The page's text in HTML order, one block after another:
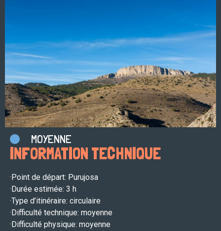
MOYENNE
INFORMATION TECHNIQUE
·Point de départ: Purujosa
·Durée estimée: 3 h
·Type d’itinéraire: circulaire
·Difficulté technique: moyenne
·Difficulté physique: moyenne